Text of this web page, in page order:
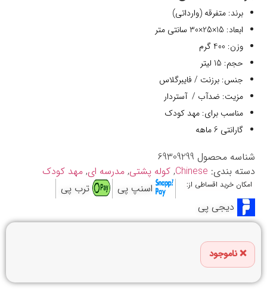
برند: متفرقه (وارداتی)
ابعاد: 15×25×30 سانتی متر
وزن: 400 گرم
حجم: 15 لیتر
جنس: برزنت / فایبرگلاس
مزیت: ضدآب / آستردار
مناسب برای: مهد کودک
گارانتی 6 ماهه
شناسه محصول 69309299
دسته بندی: Chinese
, کوله پشتی, مدرسه ای, مهد کودک
امکان خرید اقساطی از: اسنپ پی
ترب پی
دیجی پی
ناموجود